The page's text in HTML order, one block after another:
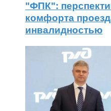
"ФПК":
комфорта
инвалидностью